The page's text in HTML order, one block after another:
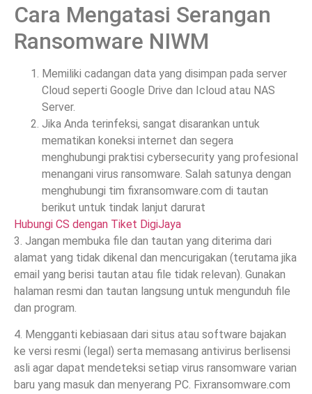
Cara Mengatasi Serangan
Ransomware NIWM
Memiliki cadangan data yang disimpan pada server
Cloud seperti Google Drive dan Icloud atau NAS
Server.
Jika Anda terinfeksi, sangat disarankan untuk
mematikan koneksi internet dan segera
menghubungi praktisi cybersecurity yang profesional
menangani virus ransomware. Salah satunya dengan
menghubungi tim fixransomware.com di tautan
berikut untuk tindak lanjut darurat
Hubungi CS dengan Tiket DigiJaya
3. Jangan membuka file dan tautan yang diterima dari
alamat yang tidak dikenal dan mencurigakan (terutama jika
email yang berisi tautan atau file tidak relevan). Gunakan
halaman resmi dan tautan langsung untuk mengunduh file
dan program.
4. Mengganti kebiasaan dari situs atau software bajakan
ke versi resmi (legal) serta memasang antivirus berlisensi
asli agar dapat mendeteksi setiap virus ransomware varian
baru yang masuk dan menyerang PC. Fixransomware.com